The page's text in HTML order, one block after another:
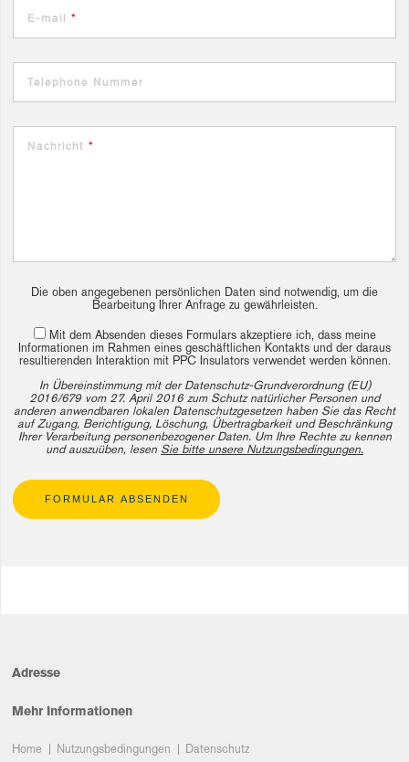
E-mail *
Telephone Nummer
Nachricht *
Die oben angegebenen persönlichen Daten sind notwendig, um die
Bearbeitung Ihrer Anfrage zu gewährleisten.
Mit dem Absenden dieses Formulars akzeptiere ich, dass meine
Informationen im Rahmen eines geschäftlichen Kontakts und der daraus
resultierenden Interaktion mit PPC Insulators verwendet werden können.
In Übereinstimmung mit der Datenschutz-Grundverordnung (EU)
2016/679 vom 27. April 2016 zum Schutz natürlicher Personen und
anderen anwendbaren lokalen Datenschutzgesetzen haben Sie das Recht
auf Zugang, Berichtigung, Löschung, Übertragbarkeit und Beschränkung
Ihrer Verarbeitung personenbezogener Daten. Um Ihre Rechte zu kennen
und auszuüben, lesen Sie bitte unsere Nutzungsbedingungen.
FORMULAR ABSENDEN
Adresse
Mehr Informationen
Home Nutzungsbedingungen Datenschutz